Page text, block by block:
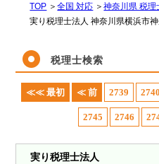
TOP ＞全国 対応 ＞神奈川県 税理
実り税理士法人 神奈川県横浜市
税理士検索
≪≪ 最初 ≪ 前 2739 2740
2745 2746
実り税理士法人